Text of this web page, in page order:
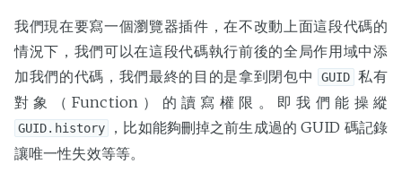
我們現在要寫一個瀏覽器插件，在不改動上面這段代碼的
情況下，我們可以在這段代碼執行前後的全局作用域中添
加我們的代碼，我們最終的目的是拿到閉包中
GUID 私有
對象（Function）的讀寫權限。即我們能操縱
GUID.history
，比如能夠刪掉之前生成過的 GUID 碼記錄
讓唯一性失效等等。